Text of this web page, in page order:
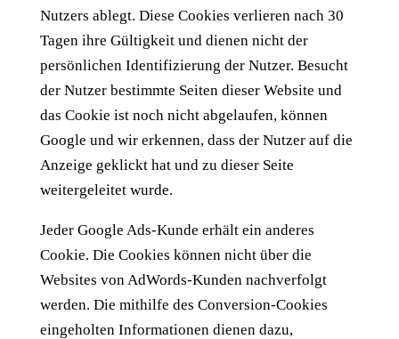
Nutzers ablegt. Diese Cookies verlieren nach 30
Tagen ihre Gültigkeit und dienen nicht der
persönlichen Identifizierung der Nutzer. Besucht
der Nutzer bestimmte Seiten dieser Website und
das Cookie ist noch nicht abgelaufen, können
Google und wir erkennen, dass der Nutzer auf die
Anzeige geklickt hat und zu dieser Seite
weitergeleitet wurde.
Jeder Google Ads-Kunde erhält ein anderes
Cookie. Die Cookies können nicht über die
Websites von AdWords-Kunden nachverfolgt
werden. Die mithilfe des Conversion-Cookies
eingeholten Informationen dienen dazu,